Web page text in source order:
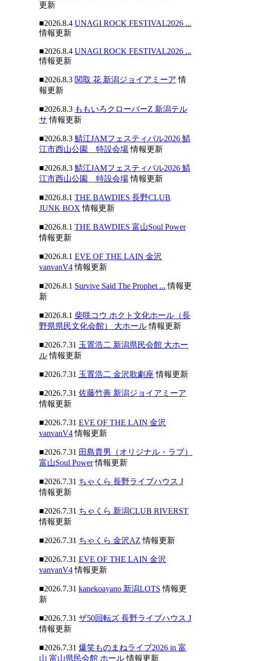
更新
■2026.8.4 UNAGI ROCK FESTIVAL2026 ...
情報更新
■2026.8.4 UNAGI ROCK FESTIVAL2026 ...
情報更新
■2026.8.3 関取 花 新潟ジョイアミーア 情
報更新
■2026.8.3 ももいろクローバーZ 新潟テル
サ 情報更新
■2026.8.3 鯖江JAMフェスティバル2026 鯖
江市西山公園 特設会場情報更新
■2026.8.3 鯖江JAMフェスティバル2026 鯖
江市西山公園 特設会場情報更新
■2026.8.1 THE BAWDIES 長野CLUB
JUNK BOX 情報更新
■2026.8.1 THE BAWDIES 富山Soul Power
情報更新
■2026.8.1 EVE OF THE LAIN 金沢
vanvanV4情報更新
■2026.8.1 Survive Said The Prophet ... 情報更
新
■2026.8.1 柴咲コウ ホクト文化ホール（長
野県県民文化会館） 大ホール情報更新
■2026.7.31 玉置浩二 新潟県民会館 大ホー
ル情報更新
■2026.7.31 玉置浩二 金沢歌劇座 情報更新
■2026.7.31 佐藤竹善 新潟ジョイアミーア
情報更新
■2026.7.31 EVE OF THE LAIN 金沢
vanvanV4情報更新
■2026.7.31 田島貴男（オリジナル・ラブ）
富山Soul Power情報更新
■2026.7.31 ちゃくら 長野ライブハウス J
情報更新
■2026.7.31 ちゃくら 新潟CLUB RIVERST
情報更新
■2026.7.31 ちゃくら 金沢AZ 情報更新
■2026.7.31 EVE OF THE LAIN 金沢
vanvanV4情報更新
■2026.7.31 kanekoayano 新潟LOTS 情報更
新
■2026.7.31 ザ50回転ズ 長野ライブハウス J
情報更新
■2026.7.31 爆笑ものまねライブ2026 in 富
山 富山県民会館 ホール情報更新